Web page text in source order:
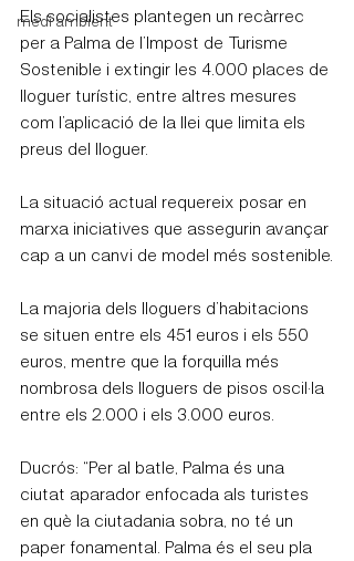
medi ambient
Els socialistes plantegen un recàrrec
per a Palma de l’Impost de Turisme
Sostenible i extingir les 4.000 places de
lloguer turístic, entre altres mesures
com l’aplicació de la llei que limita els
preus del lloguer.
La situació actual requereix posar en
marxa iniciatives que assegurin avançar
cap a un canvi de model més sostenible.
La majoria dels lloguers d’habitacions
se situen entre els 451 euros i els 550
euros, mentre que la forquilla més
nombrosa dels lloguers de pisos oscil·la
entre els 2.000 i els 3.000 euros.
Ducrós: “Per al batle, Palma és una
ciutat aparador enfocada als turistes
en què la ciutadania sobra, no té un
paper fonamental. Palma és el seu pla